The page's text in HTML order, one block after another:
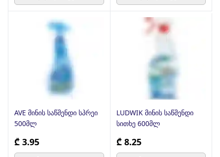
AVE მინის საწმენდი სპრეი
500მლ
₾ 3.95
LUDWIK მინის საწმენდი
სითხე 600მლ
₾ 8.25